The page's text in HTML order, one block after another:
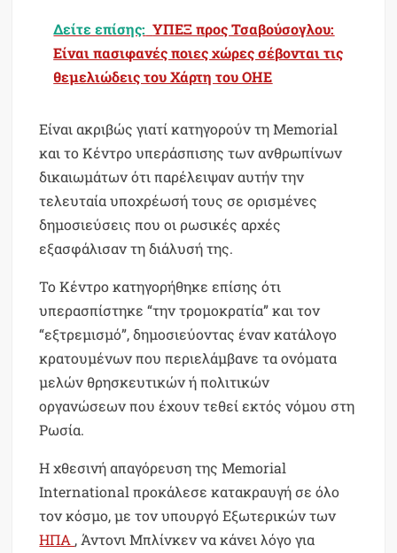
Δείτε επίσης: ΥΠΕΞ προς Τσαβούσογλου:
Είναι πασιφανές ποιες χώρες σέβονται τις
θεμελιώδεις του Χάρτη του ΟΗΕ
Είναι ακριβώς γιατί κατηγορούν τη Memorial
και το Κέντρο υπεράσπισης των ανθρωπίνων
δικαιωμάτων ότι παρέλειψαν αυτήν την
τελευταία υποχρέωσή τους σε ορισμένες
δημοσιεύσεις που οι ρωσικές αρχές
εξασφάλισαν τη διάλυσή της.
Το Κέντρο κατηγορήθηκε επίσης ότι
υπερασπίστηκε “την τρομοκρατία” και τον
“εξτρεμισμό”, δημοσιεύοντας έναν κατάλογο
κρατουμένων που περιελάμβανε τα ονόματα
μελών θρησκευτικών ή πολιτικών
οργανώσεων που έχουν τεθεί εκτός νόμου στη
Ρωσία.
Η χθεσινή απαγόρευση της Memorial
International προκάλεσε κατακραυγή σε όλο
τον κόσμο, με τον υπουργό Εξωτερικών των
ΗΠΑ , Άντονι Μπλίνκεν να κάνει λόγο για